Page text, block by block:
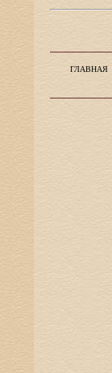
ГЛАВНАЯ